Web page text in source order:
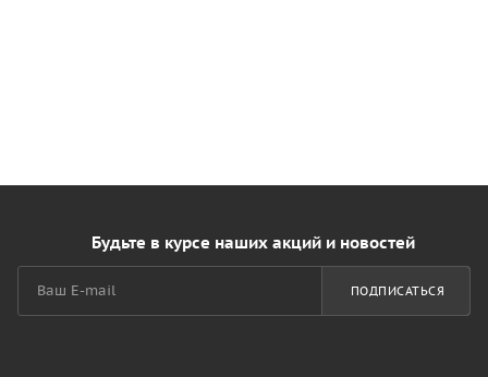
Будьте в курсе наших акций и новостей
ПОДПИСАТЬСЯ